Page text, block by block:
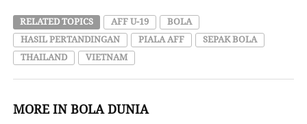
RELATED TOPICS AFF U-19
BOLA
HASIL PERTANDINGAN
PIALA AFF
SEPAK BOLA
THAILAND
VIETNAM
MORE IN BOLA DUNIA